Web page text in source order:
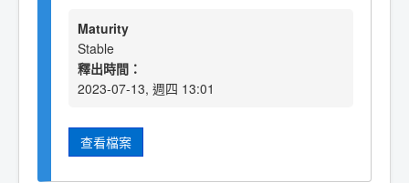
Maturity
Stable
釋出時間：
2023-07-13, 週四 13:01
查看檔案